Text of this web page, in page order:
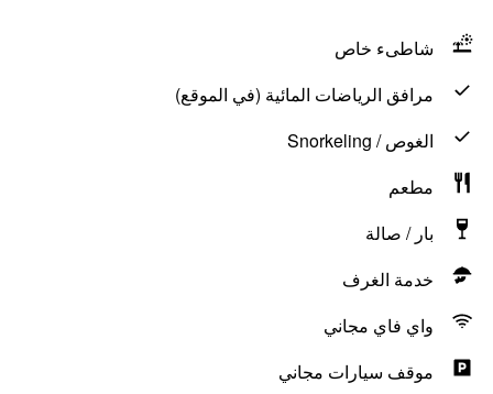
شاطىء خاص
مرافق الرياضات المائية (في الموقع)
الغوص / Snorkeling
مطعم
بار / صالة
خدمة الغرف
واي فاي مجاني
موقف سيارات مجاني